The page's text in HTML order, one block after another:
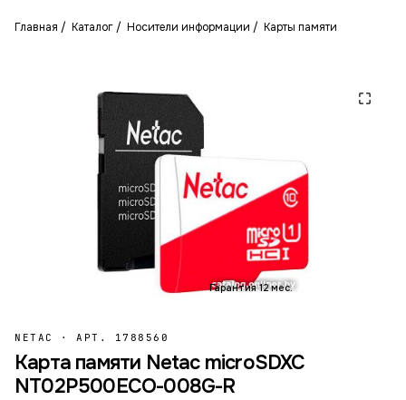
Главная Каталог Носители информации Карты памяти
Гарантия 12 мес.
NETAC · АРТ. 1788560
Карта памяти Netac microSDXC
NT02P500ECO-008G-R